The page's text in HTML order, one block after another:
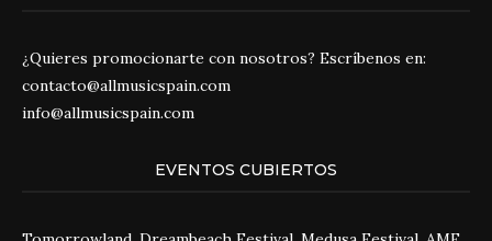
¿Quieres promocionarte con nosotros? Escríbenos en:
contacto@allmusicspain.com
info@allmusicspain.com
EVENTOS CUBIERTOS